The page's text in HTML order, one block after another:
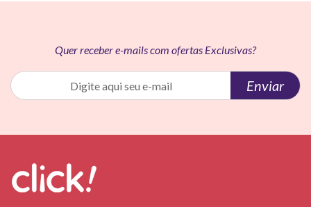
Quer receber e-mails com ofertas Exclusivas?
Enviar